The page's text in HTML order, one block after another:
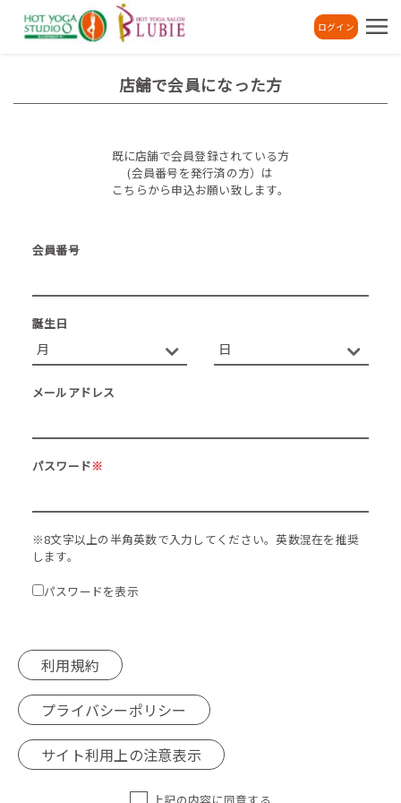
ログイン
店舗で会員になった方
既に店舗で会員登録されている方
(会員番号を発行済の方）は
こちらから申込お願い致します。
会員番号
誕生日
メールアドレス
パスワード※
※8文字以上の半角英数で入力してください。英数混在を推奨
します。
パスワードを表示
利用規約
プライバシーポリシー
サイト利用上の注意表示